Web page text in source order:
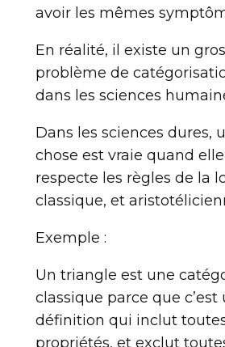
avoir les mêmes
En réalité, il existe un gros
problème de
dans les sciences
Dans les sciences dures,
chose est vraie quand elle
respecte les règles de la
classique, et
Exemple :
Un triangle est une
classique parce que c’est
définition qui inclut
propriétés, et exclut